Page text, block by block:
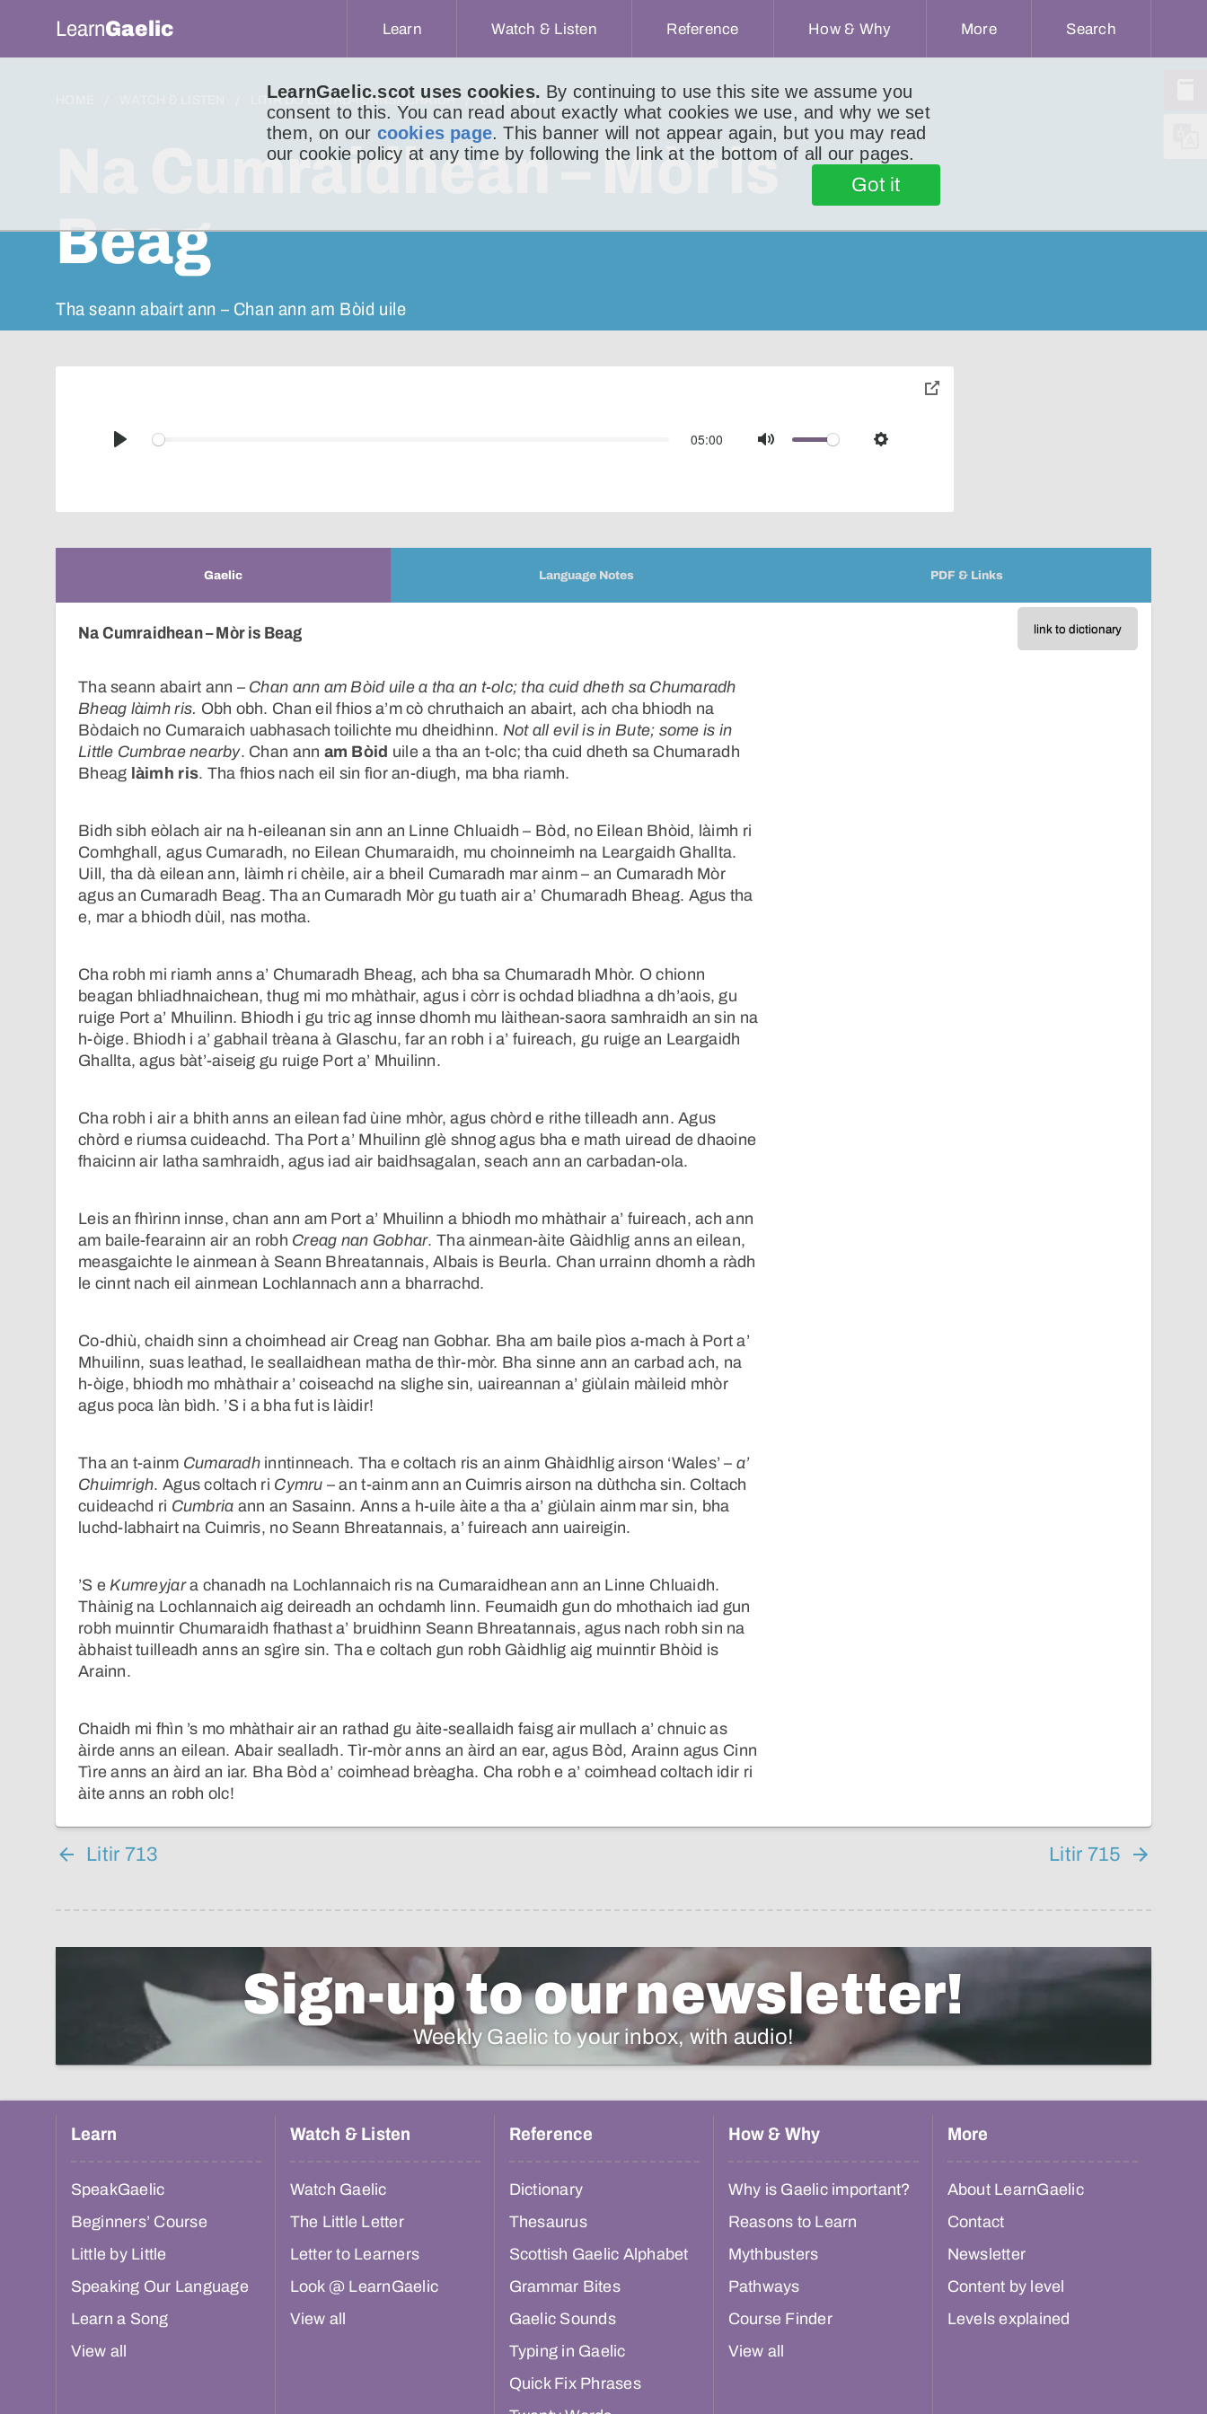
LearnGaelic.scot uses cookies. By continuing to use this site we assume you
consent to this. You can read about exactly what cookies we use, and why we set
them, on our cookies page. This banner will not appear again, but you may read
our cookie policy at any time by following the link at the bottom of all our pages.
Got it
LearnGaelic Learn Watch & Listen Reference How & Why More Search
LITIR DO LUCHD-IONNSACHAIDH LITIR 714
Na Cumraidhean – Mòr is
Beag
Tha seann abairt ann – Chan ann am Bòid uile
Play
05:00
Mute Settings
toggle
Gaelic Language Notes PDF & Links
link to dictionary
Na Cumraidhean – Mòr is Beag
Tha seann abairt ann – Chan ann am Bòid uile a tha an t-olc; tha cuid dheth sa Chumaradh
Bheag làimh ris. Obh obh. Chan eil fhios a’m cò chruthaich an abairt, ach cha bhiodh na
Bòdaich no Cumaraich uabhasach toilichte mu dheidhinn. Not all evil is in Bute; some is in
Little Cumbrae nearby. Chan ann am Bòid uile a tha an t-olc; tha cuid dheth sa Chumaradh
Bheag làimh ris. Tha fhios nach eil sin fìor an-diugh, ma bha riamh.
Bidh sibh eòlach air na h-eileanan sin ann an Linne Chluaidh – Bòd, no Eilean Bhòid, làimh ri
Comhghall, agus Cumaradh, no Eilean Chumaraidh, mu choinneimh na Leargaidh Ghallta.
Uill, tha dà eilean ann, làimh ri chèile, air a bheil Cumaradh mar ainm – an Cumaradh Mòr
agus an Cumaradh Beag. Tha an Cumaradh Mòr gu tuath air a’ Chumaradh Bheag. Agus tha
e, mar a bhiodh dùil, nas motha.
Cha robh mi riamh anns a’ Chumaradh Bheag, ach bha sa Chumaradh Mhòr. O chionn
beagan bhliadhnaichean, thug mi mo mhàthair, agus i còrr is ochdad bliadhna a dh’aois, gu
ruige Port a’ Mhuilinn. Bhiodh i gu tric ag innse dhomh mu làithean-saora samhraidh an sin na
h-òige. Bhiodh i a’ gabhail trèana à Glaschu, far an robh i a’ fuireach, gu ruige an Leargaidh
Ghallta, agus bàt’-aiseig gu ruige Port a’ Mhuilinn.
Cha robh i air a bhith anns an eilean fad ùine mhòr, agus chòrd e rithe tilleadh ann. Agus
chòrd e riumsa cuideachd. Tha Port a’ Mhuilinn glè shnog agus bha e math uiread de dhaoine
fhaicinn air latha samhraidh, agus iad air baidhsagalan, seach ann an carbadan-ola.
Leis an fhìrinn innse, chan ann am Port a’ Mhuilinn a bhiodh mo mhàthair a’ fuireach, ach ann
am baile-fearainn air an robh Creag nan Gobhar. Tha ainmean-àite Gàidhlig anns an eilean,
measgaichte le ainmean à Seann Bhreatannais, Albais is Beurla. Chan urrainn dhomh a ràdh
le cinnt nach eil ainmean Lochlannach ann a bharrachd.
Co-dhiù, chaidh sinn a choimhead air Creag nan Gobhar. Bha am baile pìos a-mach à Port a’
Mhuilinn, suas leathad, le seallaidhean matha de thìr-mòr. Bha sinne ann an carbad ach, na
h-òige, bhiodh mo mhàthair a’ coiseachd na slighe sin, uaireannan a’ giùlain màileid mhòr
agus poca làn bìdh. ’S i a bha fut is làidir!
Tha an t-ainm Cumaradh inntinneach. Tha e coltach ris an ainm Ghàidhlig airson ‘Wales’ –a’
Chuimrigh. Agus coltach ri Cymru – an t-ainm ann an Cuimris airson na dùthcha sin. Coltach
cuideachd ri Cumbria ann an Sasainn. Anns a h-uile àite a tha a’ giùlain ainm mar sin, bha
luchd-labhairt na Cuimris, no Seann Bhreatannais, a’ fuireach ann uaireigin.
’S eKumreyjara chanadh na Lochlannaich ris na Cumaraidhean ann an Linne Chluaidh.
Thàinig na Lochlannaich aig deireadh an ochdamh linn. Feumaidh gun do mhothaich iad gun
robh muinntir Chumaraidh fhathast a’ bruidhinn Seann Bhreatannais, agus nach robh sin na
àbhaist tuilleadh anns an sgìre sin. Tha e coltach gun robh Gàidhlig aig muinntir Bhòid is
Arainn.
Chaidh mi fhìn ’s mo mhàthair air an rathad gu àite-seallaidh faisg air mullach a’ chnuic as
àirde anns an eilean. Abair sealladh. Tìr-mòr anns an àird an ear, agus Bòd, Arainn agus Cinn
Tìre anns an àird an iar. Bha Bòd a’ coimhead brèagha. Cha robh e a’ coimhead coltach idir ri
àite anns an robh olc!
Litir 713 Litir 715
Sign-up to our newsletter!
Weekly Gaelic to your inbox, with audio!
Learn
SpeakGaelic
Beginners’ Course
Little by Little
Speaking Our Language
Learn a Song
View all
Watch & Listen
Watch Gaelic
The Little Letter
Letter to Learners
Look @ LearnGaelic
View all
Reference
Dictionary
Thesaurus
Scottish Gaelic Alphabet
Grammar Bites
Gaelic Sounds
Typing in Gaelic
Quick Fix Phrases
How & Why
Why is Gaelic important?
Reasons to Learn
Mythbusters
Pathways
Course Finder
View all
More
About LearnGaelic
Contact
Newsletter
Content by level
Levels explained